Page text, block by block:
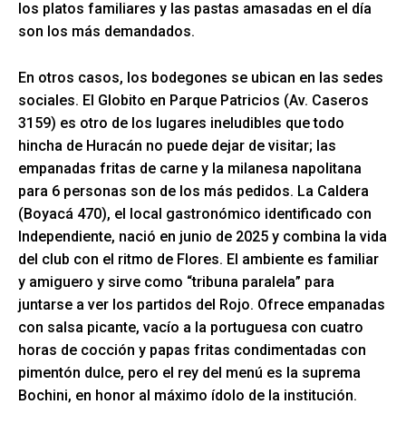
los platos familiares y las pastas amasadas en el día
son los más demandados.
En otros casos, los bodegones se ubican en las sedes
sociales. El Globito en Parque Patricios (Av. Caseros
3159) es otro de los lugares ineludibles que todo
hincha de Huracán no puede dejar de visitar; las
empanadas fritas de carne y la milanesa napolitana
para 6 personas son de los más pedidos. La Caldera
(Boyacá 470), el local gastronómico identificado con
Independiente, nació en junio de 2025 y combina la vida
del club con el ritmo de Flores. El ambiente es familiar
y amiguero y sirve como “tribuna paralela” para
juntarse a ver los partidos del Rojo. Ofrece empanadas
con salsa picante, vacío a la portuguesa con cuatro
horas de cocción y papas fritas condimentadas con
pimentón dulce, pero el rey del menú es la suprema
Bochini, en honor al máximo ídolo de la institución.